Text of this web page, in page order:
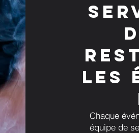
les
Chaque
équipe de